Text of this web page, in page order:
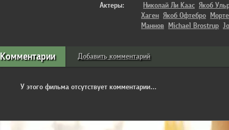
Актеры:
Николай Ли Каас Якоб
Хаген Якоб Офтебро
Маннов Michael Brostrup
Комментарии Добавить комментарий
У этого фильма отсутствует комментарии...